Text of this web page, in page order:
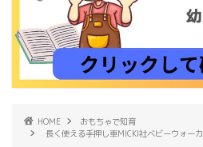
HOME
おもちゃで知育
長く使える手押し車MICKI社ベビーウォー